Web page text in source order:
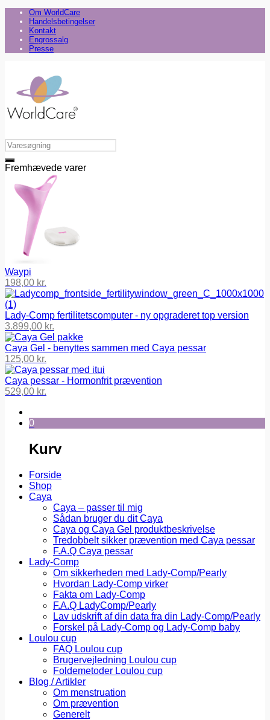
Om WorldCare
Handelsbetingelser
Kontakt
Engrossalg
Presse
Fremhævede varer
Waypi
198,00 kr.
Lady-Comp fertilitetscomputer - ny opgraderet top version
3.899,00 kr.
Caya Gel - benyttes sammen med Caya pessar
125,00 kr.
Caya pessar - Hormonfrit prævention
529,00 kr.
0
Kurv
Forside
Shop
Caya
Caya – passer til mig
Sådan bruger du dit Caya
Caya og Caya Gel produktbeskrivelse
Tredobbelt sikker prævention med Caya pessar
F.A.Q Caya pessar
Lady-Comp
Om sikkerheden med Lady-Comp/Pearly
Hvordan Lady-Comp virker
Fakta om Lady-Comp
F.A.Q LadyComp/Pearly
Lav udskrift af din data fra din Lady-Comp/Pearly
Forskel på Lady-Comp og Lady-Comp baby
Loulou cup
FAQ Loulou cup
Brugervejledning Loulou cup
Foldemetoder Loulou cup
Blog / Artikler
Om menstruation
Om prævention
Generelt